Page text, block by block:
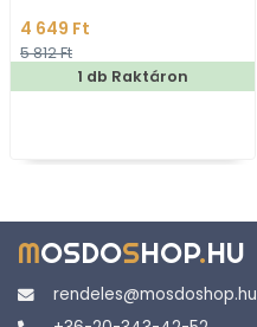
színű
4 649 Ft
5 812 Ft
1 db Raktáron
MOSDOSHOP.HU
rendeles@mosdoshop.hu